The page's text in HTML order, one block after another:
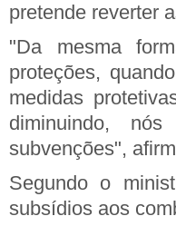
pretende reverter
"Da mesma
proteções,
medidas
diminuindo,
subvenções",
Segundo o
subsídios aos